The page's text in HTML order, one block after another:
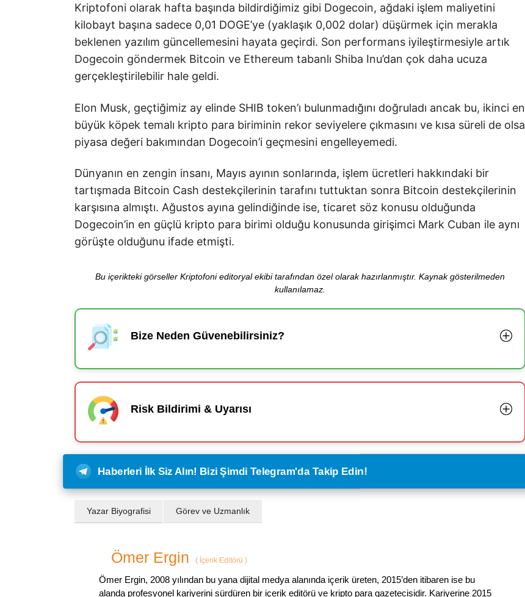
Kriptofoni olarak hafta başında bildirdiğimiz gibi Dogecoin, ağdaki işlem maliyetini
kilobayt başına sadece 0,01 DOGE’ye (yaklaşık 0,002 dolar) düşürmek için merakla
beklenen yazılım güncellemesini hayata geçirdi. Son performans iyileştirmesiyle artık
Dogecoin göndermek Bitcoin ve Ethereum tabanlı Shiba Inu’dan çok daha ucuza
gerçekleştirilebilir hale geldi.
Elon Musk, geçtiğimiz ay elinde SHIB token’ı bulunmadığını doğruladı ancak bu, ikinci en
büyük köpek temalı kripto para biriminin rekor seviyelere çıkmasını ve kısa süreli de olsa
piyasa değeri bakımından Dogecoin’i geçmesini engelleyemedi.
Dünyanın en zengin insanı, Mayıs ayının sonlarında, işlem ücretleri hakkındaki bir
tartışmada Bitcoin Cash destekçilerinin tarafını tuttuktan sonra Bitcoin destekçilerinin
karşısına almıştı. Ağustos ayına gelindiğinde ise, ticaret söz konusu olduğunda
Dogecoin’in en güçlü kripto para birimi olduğu konusunda girişimci Mark Cuban ile aynı
görüşte olduğunu ifade etmişti.
Bu içerikteki görseller Kriptofoni editoryal ekibi tarafından özel olarak hazırlanmıştır. Kaynak gösterilmeden
kullanılamaz.
Bize Neden Güvenebilirsiniz?
Risk Bildirimi & Uyarısı
Haberleri İlk Siz Alın! Bizi Şimdi Telegram'da Takip Edin!
Yazar Biyografisi Görev ve Uzmanlık
Ömer Ergin ( İçerik Editörü )
Ömer Ergin, 2008 yılından bu yana dijital medya alanında içerik üreten, 2015’den itibaren ise bu
alanda profesyonel kariyerini sürdüren bir içerik editörü ve kripto para gazetecisidir. Kariyerine 2015